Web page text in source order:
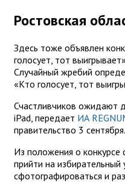
Ростовская
Здесь тоже объявлен
голосует, тот
Случайный жребий
«Кто голосует, тот
Счастливчиков ожидают
iPad, передает ИА
правительство 3 сентября.
Из положения о
прийти на избирательный
сфотографироваться и